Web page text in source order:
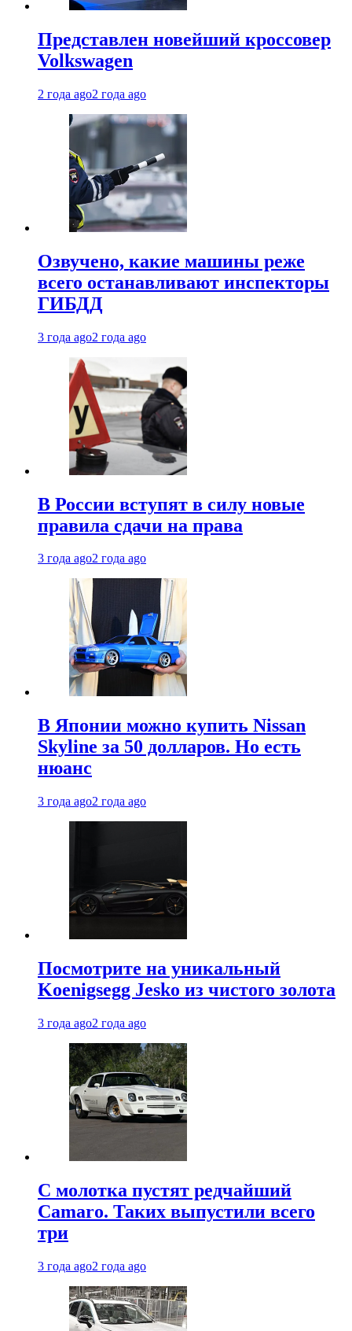
Представлен новейший кроссовер
Volkswagen
2 года ago2 года ago
Озвучено, какие машины реже
всего останавливают инспекторы
ГИБДД
3 года ago2 года ago
В России вступят в силу новые
правила сдачи на права
3 года ago2 года ago
В Японии можно купить Nissan
Skyline за 50 долларов. Но есть
нюанс
3 года ago2 года ago
Посмотрите на уникальный
Koenigsegg Jesko из чистого золота
3 года ago2 года ago
С молотка пустят редчайший
Camaro. Таких выпустили всего
три
3 года ago2 года ago